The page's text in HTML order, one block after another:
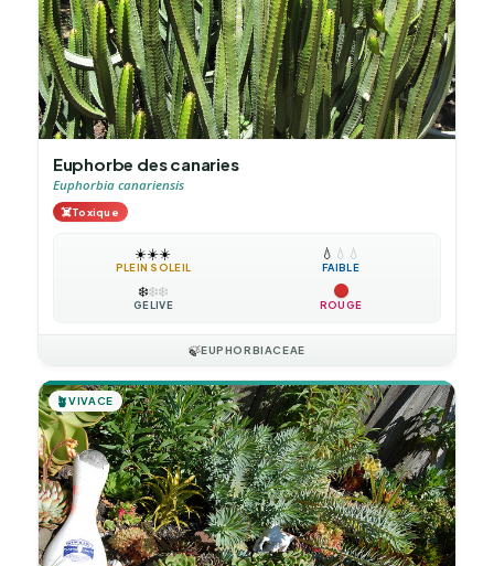
Euphorbe des canaries
Euphorbia canariensis
☠️Toxique
☀️☀️☀️
PLEIN SOLEIL
💧 💧 💧
FAIBLE
❄️❄️❄️
GÉLIVE ROUGE
🍃EUPHORBIACEAE
🪴VIVACE